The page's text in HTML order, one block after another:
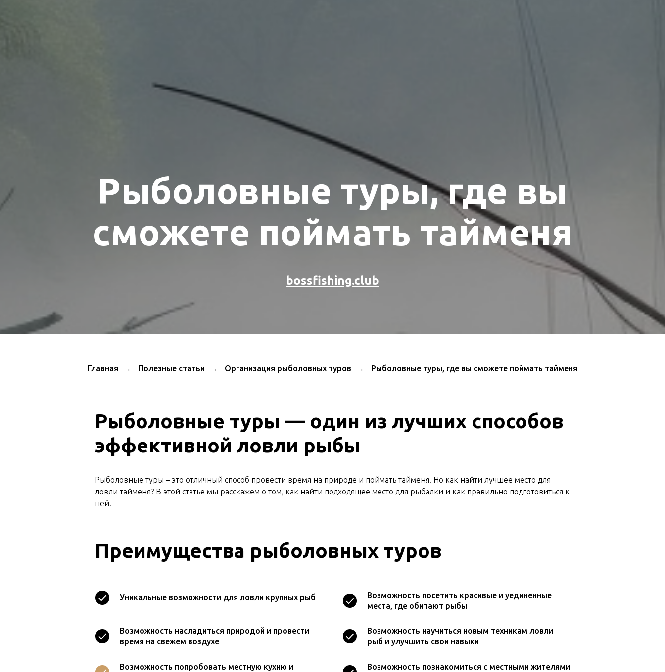
Рыболовные туры, где вы
сможете поймать тайменя
bossfishing.club
Главная → Полезные статьи → Организация рыболовных туров → Рыболовные туры, где вы сможете поймать тайменя
Рыболовные туры — один из лучших способов
эффективной ловли рыбы
Рыболовные туры – это отличный способ провести время на природе и поймать тайменя. Но как найти лучшее место для
ловли тайменя? В этой статье мы расскажем о том, как найти подходящее место для рыбалки и как правильно подготовиться к
ней.
Преимущества рыболовных туров
Уникальные возможности для ловли крупных рыб
Возможность посетить красивые и уединенные
места, где обитают рыбы
Возможность насладиться природой и провести
время на свежем воздухе
Возможность научиться новым техникам ловли
рыб и улучшить свои навыки
Возможность попробовать местную кухню и
Возможность познакомиться с местными жителями